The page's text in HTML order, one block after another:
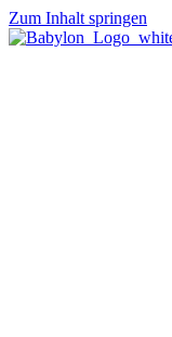
Zum Inhalt springen